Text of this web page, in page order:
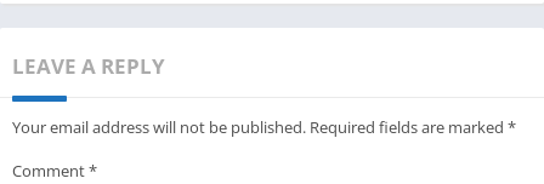
LEAVE A REPLY
Your email address will not be published. Required fields are marked *
Comment*